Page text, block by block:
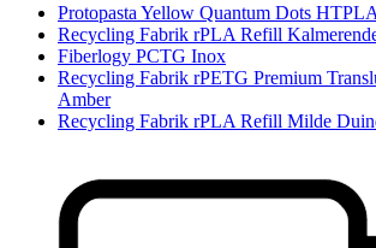
Protopasta Yellow Quantum Dots HTPLA
Recycling Fabrik rPLA Refill
Fiberlogy PCTG Inox
Recycling Fabrik rPETG Premium
Amber
Recycling Fabrik rPLA Refill Milde